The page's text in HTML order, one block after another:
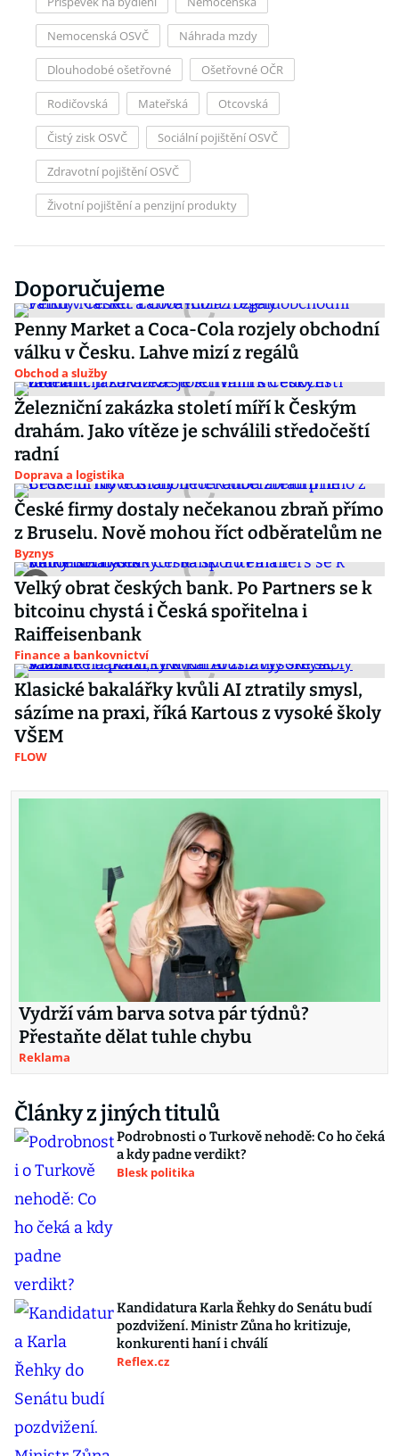
Nemocenská OSVČ Náhrada mzdy
Dlouhodobé ošetřovné Ošetřovné OČR
Rodičovská Mateřská Otcovská
Čistý zisk OSVČ Sociální pojištění OSVČ
Zdravotní pojištění OSVČ
Životní pojištění a penzijní produkty
Doporučujeme
Penny Market a Coca-Cola rozjely obchodní
válku v Česku. Lahve mizí z regálů
Obchod a služby
Železniční zakázka století míří k Českým
drahám. Jako vítěze je schválili středočeští
radní
Doprava a logistika
České firmy dostaly nečekanou zbraň přímo
z Bruselu. Nově mohou říct odběratelům ne
Byznys
Velký obrat českých bank. Po Partners se k
bitcoinu chystá i Česká spořitelna i
Raiffeisenbank
Finance a bankovnictví
Klasické bakalářky kvůli AI ztratily smysl,
sázíme na praxi, říká Kartous z vysoké školy
VŠEM
FLOW
Vydrží vám barva sotva pár týdnů?
Přestaňte dělat tuhle chybu
Reklama
Články z jiných titulů
Podrobnosti o Turkově nehodě: Co ho čeká
a kdy padne verdikt?
Blesk politika
Kandidatura Karla Řehky do Senátu budí
pozdvižení. Ministr Zůna ho kritizuje,
konkurenti haní i chválí
Reflex.cz